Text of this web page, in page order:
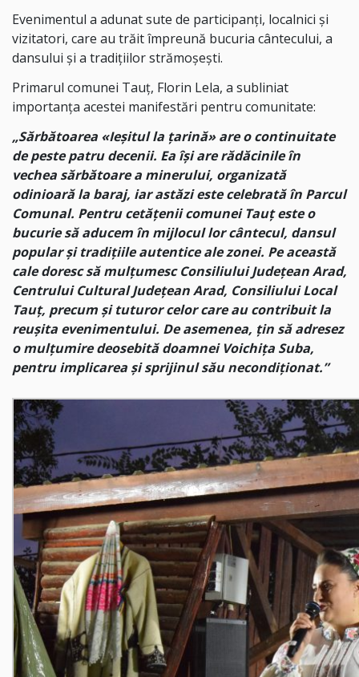
Evenimentul a adunat sute de participanți, localnici și
vizitatori, care au trăit împreună bucuria cântecului, a
dansului și a tradițiilor strămoșești.
Primarul comunei Tauț, Florin Lela, a subliniat
importanța acestei manifestări pentru comunitate:
„Sărbătoarea «Ieșitul la țarină» are o continuitate
de peste patru decenii. Ea își are rădăcinile în
vechea sărbătoare a minerului, organizată
odinioară la baraj, iar astăzi este celebrată în Parcul
Comunal. Pentru cetățenii comunei Tauț este o
bucurie să aducem în mijlocul lor cântecul, dansul
popular și tradițiile autentice ale zonei. Pe această
cale doresc să mulțumesc Consiliului Județean Arad,
Centrului Cultural Județean Arad, Consiliului Local
Tauț, precum și tuturor celor care au contribuit la
reușita evenimentului. De asemenea, țin să adresez
o mulțumire deosebită doamnei Voichița Suba,
pentru implicarea și sprijinul său necondiționat.”